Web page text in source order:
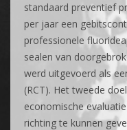
standaard preventief
per jaar een
professionele
sealen van
werd uitgevoerd als
(RCT). Het tweede
economische
richting te kunnen